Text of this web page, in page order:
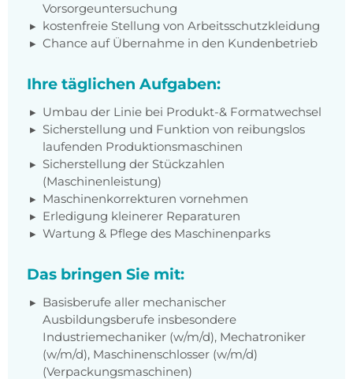
Vorsorgeuntersuchung
kostenfreie Stellung von Arbeitsschutzkleidung
Chance auf Übernahme in den Kundenbetrieb
Ihre täglichen Aufgaben:
Umbau der Linie bei Produkt-& Formatwechsel
Sicherstellung und Funktion von reibungslos
laufenden Produktionsmaschinen
Sicherstellung der Stückzahlen
(Maschinenleistung)
Maschinenkorrekturen vornehmen
Erledigung kleinerer Reparaturen
Wartung & Pflege des Maschinenparks
Das bringen Sie mit:
Basisberufe aller mechanischer
Ausbildungsberufe insbesondere
Industriemechaniker (w/m/d), Mechatroniker
(w/m/d), Maschinenschlosser (w/m/d)
(Verpackungsmaschinen)